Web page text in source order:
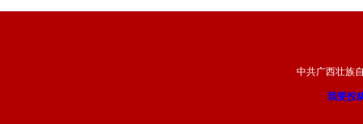
中共广西壮族
我要投